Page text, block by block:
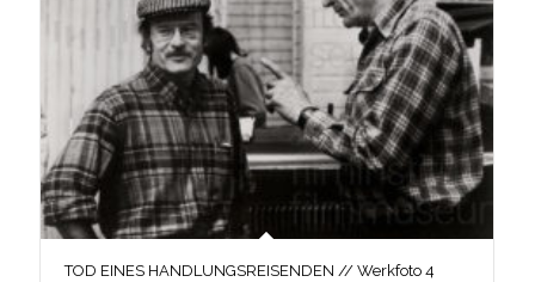
TOD EINES HANDLUNGSREISENDEN // Werkfoto 4